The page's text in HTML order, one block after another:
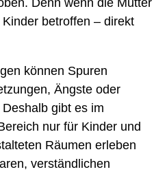
betroffen – direkt
können Spuren
Ängste oder
gibt es im
nur für Kinder und
Räumen erleben
verständlichen